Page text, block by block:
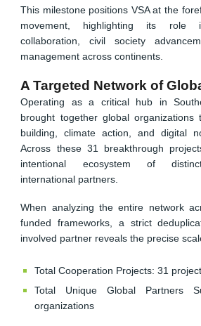
This milestone positions VSA at the
movement, highlighting its role
collaboration, civil society
management across continents.
A Targeted Network of
Operating as a critical hub in
brought together global organizations
building, climate action, and digital
Across these 31 breakthrough
intentional ecosystem of
international partners.
When analyzing the entire network
funded frameworks, a strict
involved partner reveals the precise
Total Cooperation Projects: 31
Total Unique Global Partners
organizations